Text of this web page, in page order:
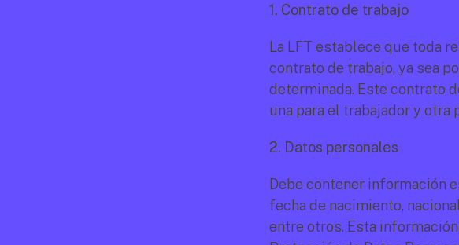
1. Contrato de trabajo
La LFT establece que toda
contrato de trabajo, ya sea
determinada. Este contrato
una para el trabajador y otra
2. Datos personales
Debe contener información
fecha de nacimiento,
entre otros. Esta